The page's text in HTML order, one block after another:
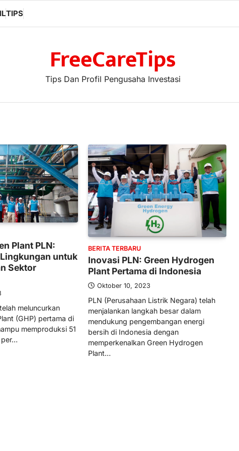
TIPS
FreeCareTips
Tips Dan Profil Pengusaha Investasi
Plant PLN:
untuk
Sektor
meluncurkan
(GHP) pertama di
memproduksi 51
per…
BERITA TERBARU
Inovasi PLN: Green Hydrogen
Plant Pertama di Indonesia
Oktober 10, 2023
PLN (Perusahaan Listrik Negara) telah
menjalankan langkah besar dalam
mendukung pengembangan energi
bersih di Indonesia dengan
memperkenalkan Green Hydrogen
Plant…